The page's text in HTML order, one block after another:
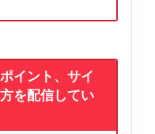
イント、サイ
を配信してい